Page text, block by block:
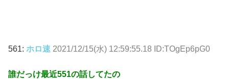
561: ホロ速 2021/12/15(水) 12:59:55.18 ID:TOgEp6pG0
誰だっけ最近551の話してたの